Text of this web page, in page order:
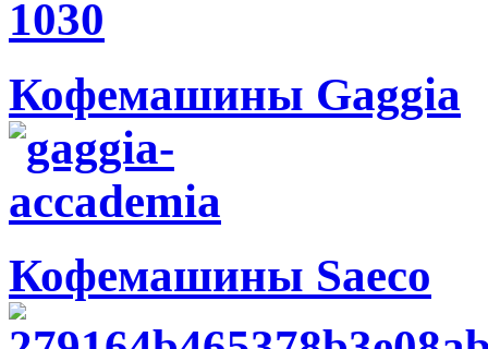
Кофемашины Gaggia
Кофемашины Saeco